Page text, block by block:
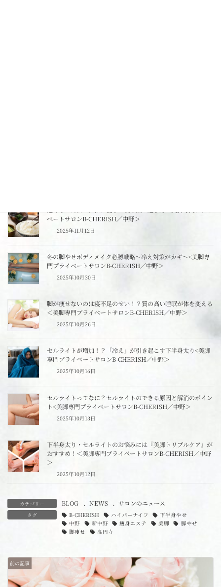
遅くなった日の、体に優しい夜ご飯の選び方＜美脚専門プライ
ベートサロンB-CHERISH／中野＞
2025年11月12日
冬の脚やせボディメイク必勝戦略～冷え対策がカギ～<美脚専
門プライベートサロンB-CHERISH／中野＞
2025年10月30日
脚が痩せないのは寝不足のせい！？質の高い睡眠が体を変える
＜美脚専門プライベートサロンB-CHERISH／中野＞
2025年10月26日
セルライトが増加！？「冷え」が引き起こす下半身太り<美脚
専門プライベートサロンB-CHERISH／中野＞
2025年10月16日
セルライトってなに？セルライトのできる原因と解消のポイン
ト<美脚専門プライベートサロンB-CHERISH／中野＞
2025年10月13日
下半身太り・セルライトのお悩みには『美脚トリプルケア』が
おすすめ！＜美脚専門プライベートサロンB-CHERISH／中野
＞
2025年10月12日
カテゴリー BLOG 、 NEWS 、 サロンのニュース
タグ B-CHERISH ハイパーナイフ
下半身やせ
中野
新中野 痩身エステ 美脚
脚やせ
脚痩せ
高円寺
前の記事